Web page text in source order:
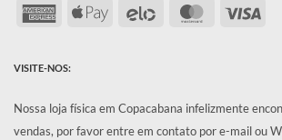
VISITE-NOS:
Nossa loja física em Copacabana infelizmente
vendas, por favor entre em contato por e-mail ou
AmericanApple
MasterCard